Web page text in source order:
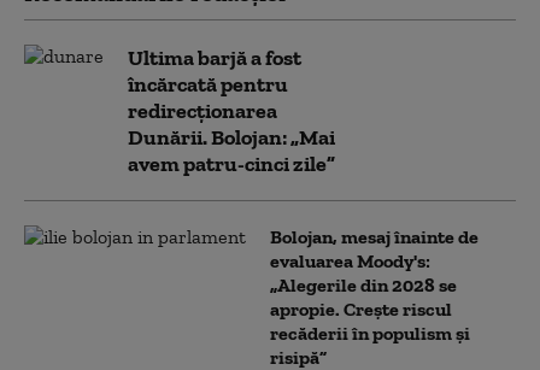
Ultima barjă a fost
încărcată pentru
redirecționarea
Dunării. Bolojan: „Mai
avem patru-cinci zile”
Bolojan, mesaj înainte de
evaluarea Moody's:
„Alegerile din 2028 se
apropie. Crește riscul
recăderii în populism și
risipă”